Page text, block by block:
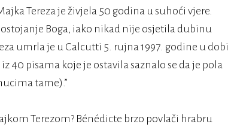
Tereza je živjela 50 godina u suhoći vjere.
Boga, iako nikad nije osjetila dubinu
umrla je u Calcutti 5. rujna 1997. godine u dobi
40 pisama koje je ostavila saznalo se da je pola
tame).”
Terezom? Bénédicte brzo povlači hrabru